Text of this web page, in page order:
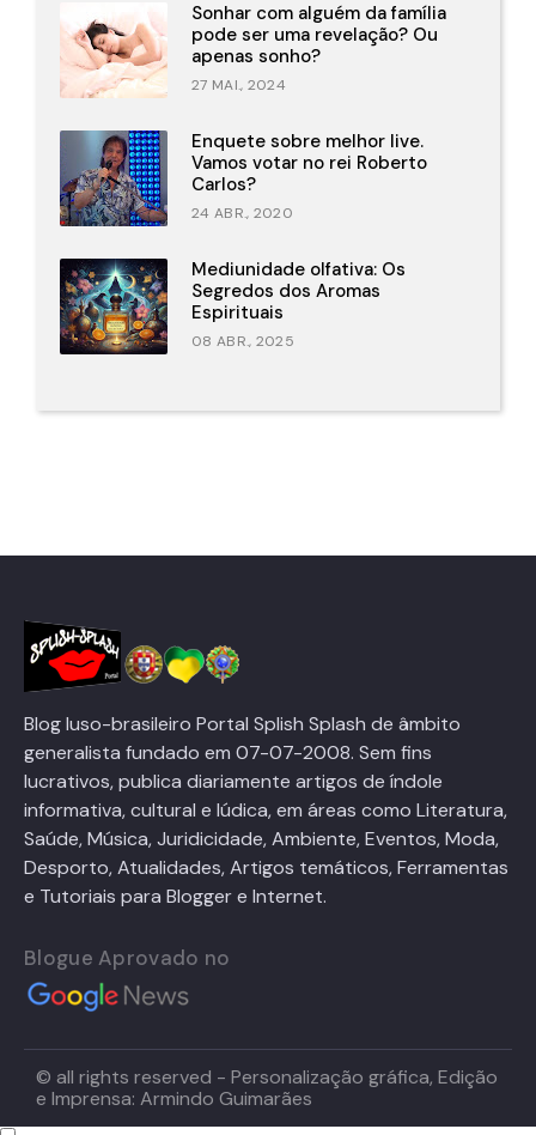
Sonhar com alguém da família
pode ser uma revelação? Ou
apenas sonho?
27 MAI., 2024
Enquete sobre melhor live.
Vamos votar no rei Roberto
Carlos?
24 ABR., 2020
Mediunidade olfativa: Os
Segredos dos Aromas
Espirituais
08 ABR., 2025
Blog luso-brasileiro Portal Splish Splash de âmbito
generalista fundado em 07-07-2008. Sem fins
lucrativos, publica diariamente artigos de índole
informativa, cultural e lúdica, em áreas como Literatura,
Saúde, Música, Juridicidade, Ambiente, Eventos, Moda,
Desporto, Atualidades, Artigos temáticos, Ferramentas
e Tutoriais para Blogger e Internet.
Blogue Aprovado no
© all rights reserved - Personalização gráfica, Edição
e Imprensa: Armindo Guimarães